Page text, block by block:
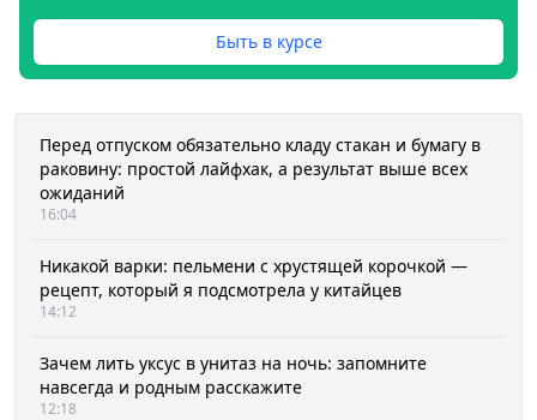
Быть в курсе
Перед отпуском обязательно кладу стакан и бумагу в
раковину: простой лайфхак, а результат выше всех
ожиданий
16:04
Никакой варки: пельмени с хрустящей корочкой —
рецепт, который я подсмотрела у китайцев
14:12
Зачем лить уксус в унитаз на ночь: запомните
навсегда и родным расскажите
12:18